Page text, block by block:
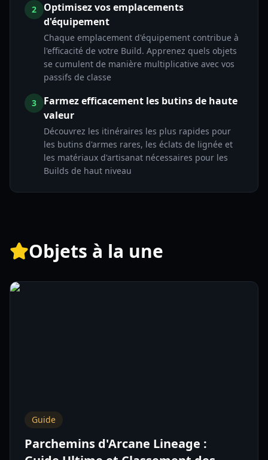
2
Optimisez vos emplacements
d'équipement
Chaque emplacement d'équipement contribue à
l'efficacité de votre Build. Apprenez quels objets
se cumulent de manière multiplicative avec vos
passifs de classe
3
Farmez efficacement les butins de haute
valeur
Découvrez les itinéraires les plus rapides pour
les butins d'armes rares, les éclats de lignée et
les matériaux d'artisanat nécessaires pour les
Builds de haut niveau
Objets à la une
Guide
Parchemins d'Arcane Lineage :